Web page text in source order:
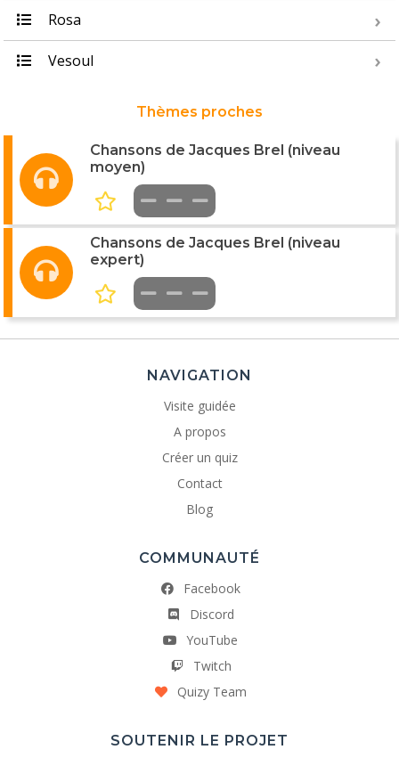
Rosa
Vesoul
Thèmes proches
Chansons de Jacques Brel (niveau
moyen)
Chansons de Jacques Brel (niveau
expert)
NAVIGATION
Visite guidée
A propos
Créer un quiz
Contact
Blog
COMMUNAUTÉ
Facebook
Discord
YouTube
Twitch
Quizy Team
SOUTENIR LE PROJET